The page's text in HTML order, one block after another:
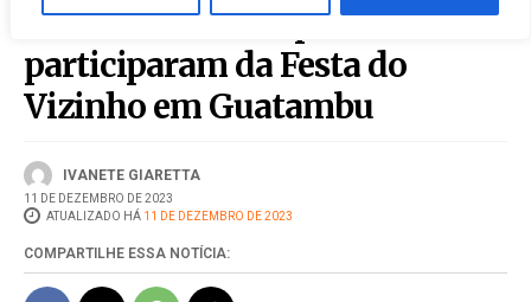
Mais de duas mil pessoas
participaram da Festa do
Vizinho em Guatambu
IVANETE GIARETTA
11 DE DEZEMBRO DE 2023
ATUALIZADO HÁ 11 DE DEZEMBRO DE 2023
COMPARTILHE ESSA NOTÍCIA: